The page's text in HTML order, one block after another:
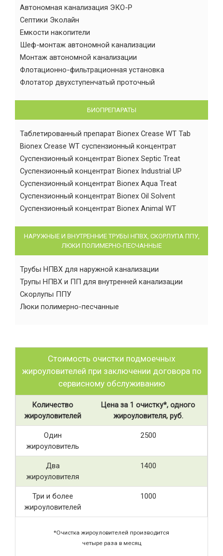
Автономная канализация ЭКО-Р
Септики Эколайн
Емкости накопители
Шеф-монтаж автономной канализации
Монтаж автономной канализации
Флотационно-фильтрационная установка
Флотатор двухступенчатый проточный
БИОПРЕПАРАТЫ
Таблетированный препарат Bionex Crease WT Tab
Bionex Crease WT суспензионный концентрат
Суспензионный концентрат Bionex Septic Treat
Суспензионный концентрат Bionex Industrial UP
Суспензионный концентрат Bionex Aqua Treat
Суспензионный концентрат Bionex Oil Solvent
Суспензионный концентрат Bionex Animal WT
НАРУЖНЫЕ И ВНУТРЕННИЕ ТРУБЫ НПВХ, СКОРЛУПА ППУ,
ЛЮКИ ПОЛИМЕРНО-ПЕСЧАННЫЕ
Трубы НПВХ для наружной канализации
Трупы НПВХ и ПП для внутренней канализации
Скорлупы ППУ
Люки полимерно-песчанные
Стоимость очистки подмоечных
жироуловителей при заключении договора по
сервисному обслуживанию
Количество
жироуловителей
Цена за 1 очистку*, одного
жироуловителя, руб.
Один
жироуловитель
2500
Два
жироуловителя
1400
Три и более
жироуловителей
1000
*Очистка жироуловителей производится
четыре раза в месяц